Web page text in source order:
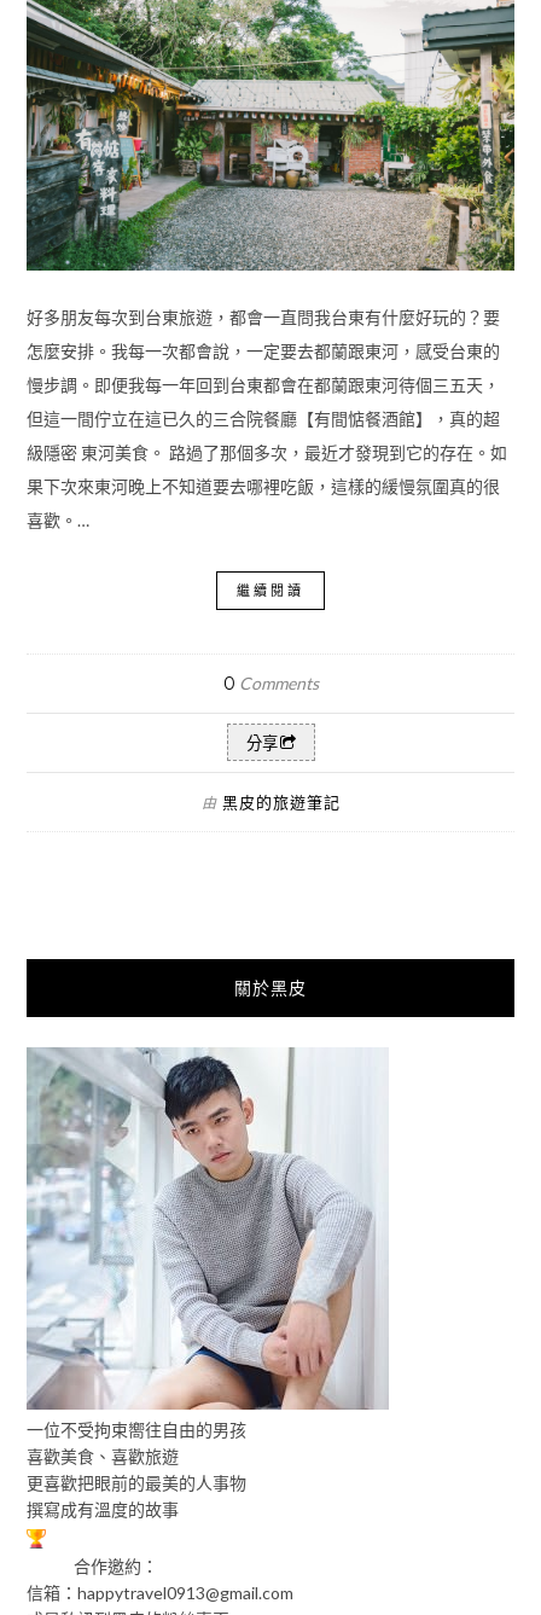
好多朋友每次到台東旅遊，都會一直問我台東有什麼好玩的？要
怎麼安排。我每一次都會說，一定要去都蘭跟東河，感受台東的
慢步調。即便我每一年回到台東都會在都蘭跟東河待個三五天，
但這一間佇立在這已久的三合院餐廳【有間惦餐酒館】，真的超
級隱密 東河美食。 路過了那個多次，最近才發現到它的存在。如
果下次來東河晚上不知道要去哪裡吃飯，這樣的緩慢氛圍真的很
喜歡。…
繼續閱讀
0 Comments
分享
由 黑皮的旅遊筆記
關於黑皮
一位不受拘束嚮往自由的男孩
喜歡美食、喜歡旅遊
更喜歡把眼前的最美的人事物
撰寫成有溫度的故事
合作邀約：
信箱：happytravel0913@gmail.com